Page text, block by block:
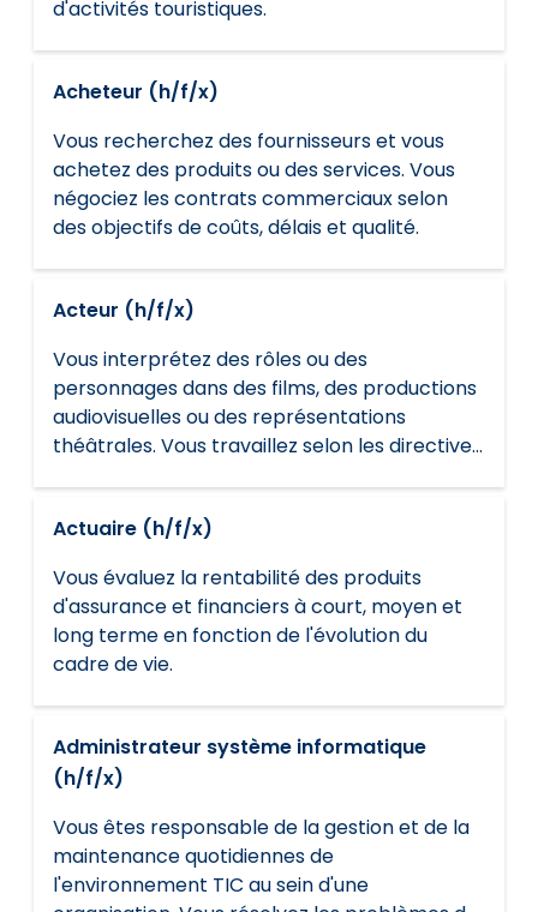
d'activités touristiques.
Acheteur (h/f/x)
Vous recherchez des fournisseurs et vous
achetez des produits ou des services. Vous
négociez les contrats commerciaux selon
des objectifs de coûts, délais et qualité.
Acteur (h/f/x)
Vous interprétez des rôles ou des
personnages dans des films, des productions
audiovisuelles ou des représentations
théâtrales. Vous travaillez selon les directives
ou de la programmation.
Actuaire (h/f/x)
Vous évaluez la rentabilité des produits
d'assurance et financiers à court, moyen et
long terme en fonction de l'évolution du
cadre de vie.
Administrateur système informatique
(h/f/x)
Vous êtes responsable de la gestion et de la
maintenance quotidiennes de
l'environnement TIC au sein d'une